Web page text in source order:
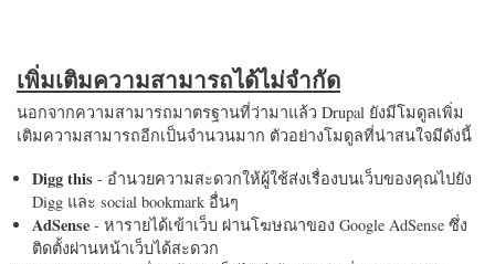
เพิ่มเติมความสามารถได้ไม่จำกัด
นอกจากความสามารถมาตรฐานที่ว่ามาแล้ว Drupal ยังมีโมดูลเพิ่ม
เติมความสามารถอีกเป็นจำนวนมาก ตัวอย่างโมดูลที่น่าสนใจมีดังนี้
Digg this - อำนวยความสะดวกให้ผู้ใช้ส่งเรื่องบนเว็บของคุณไปยัง
Digg และ social bookmark อื่นๆ
AdSense - หารายได้เข้าเว็บ ผ่านโฆษณาของ Google AdSense ซึ่ง
ติดตั้งผ่านหน้าเว็บได้สะดวก